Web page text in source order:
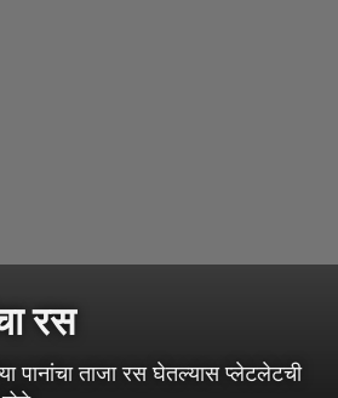
रस
पानांचा ताजा रस घेतल्यास प्लेटलेटची